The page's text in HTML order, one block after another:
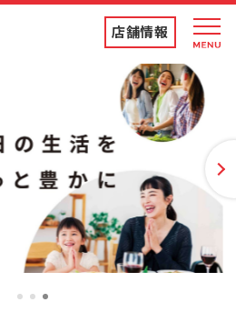
店舗情報
1 2 3